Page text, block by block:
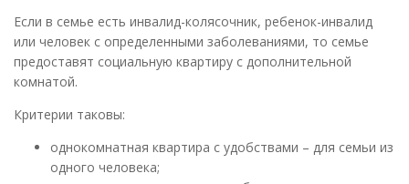
Если в семье есть инвалид-колясочник, ребенок-инвалид
или человек с определенными заболеваниями, то семье
предоставят социальную квартиру с дополнительной
комнатой.
Критерии таковы:
однокомнатная квартира с удобствами – для семьи из
одного человека;